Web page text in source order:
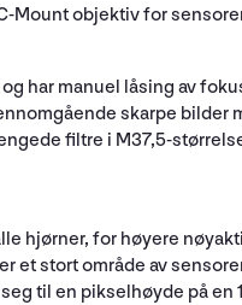
Mount objektiv for
har manuel låsing av
skarpe bilder
filtre i M37,5-
hjørner, for høyere
et stort område av
til en pikselhøyde på en